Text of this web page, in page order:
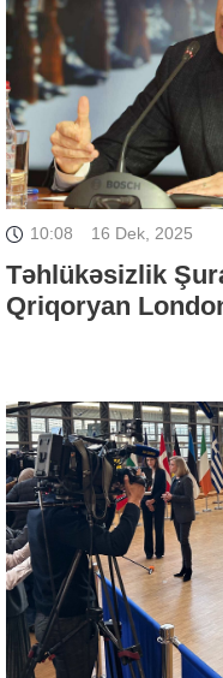
10:08 16 Dek, 2025
Təhlükəsizlik
Qriqoryan